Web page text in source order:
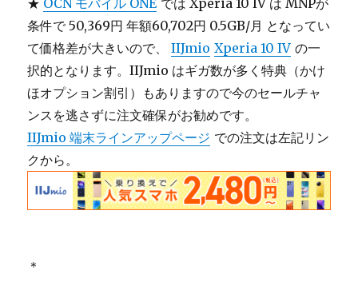
★ OCN モバイル ONE では Xperia 10 IV は MNPが
条件で 50,369円 年額60,702円 0.5GB/月 となってい
て価格差が大きいので、IIJmio Xperia 10 IV の一
択的となります。IIJmio はギガ数が多く特典（かけ
ほオプション割引）もありますので今のセールチャ
ンスを逃さずに注文確保がお勧めです。
IIJmio 端末ラインアップページ での注文は左記リン
クから。
＊